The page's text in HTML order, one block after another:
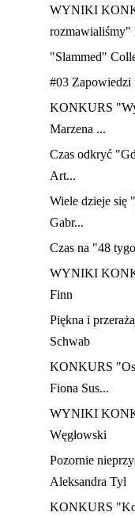
WYNIKI
rozmawialiśmy"
"Slammed"
#03 Zapowiedzi
KONKURS
Marzena ...
Czas odkryć
Art...
Wiele dzieje się
Gabr...
Czas na "48
WYNIKI
Finn
Piękna i
Schwab
KONKURS
Fiona Sus...
WYNIKI
Węgłowski
Pozornie
Aleksandra Tyl
KONKURS